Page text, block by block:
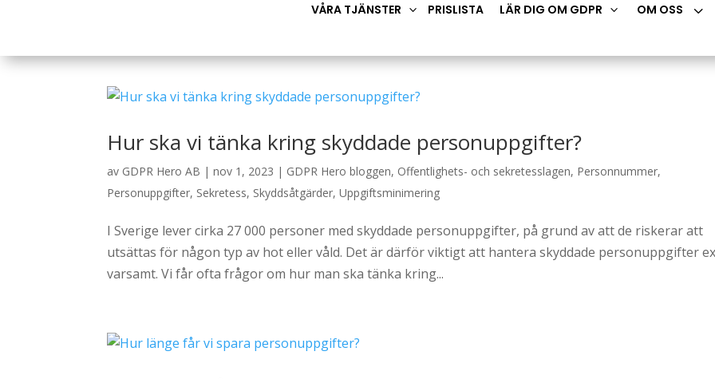
3
VÅRA TJÄNSTER PRISLISTA 3
LÄR DIG OM GDPR 3
OM OSS
Hur ska vi tänka kring skyddade personuppgifter?
av GDPR Hero AB |nov 1, 2023 | GDPR Hero bloggen, Offentlighets- och sekretesslagen, Personnummer,
Personuppgifter, Sekretess, Skyddsåtgärder,Uppgiftsminimering
I Sverige lever cirka 27 000 personer med skyddade personuppgifter, på grund av att de riskerar att
utsättas för någon typ av hot eller våld. Det är därför viktigt att hantera skyddade personuppgifter
varsamt. Vi får ofta frågor om hur man ska tänka kring...